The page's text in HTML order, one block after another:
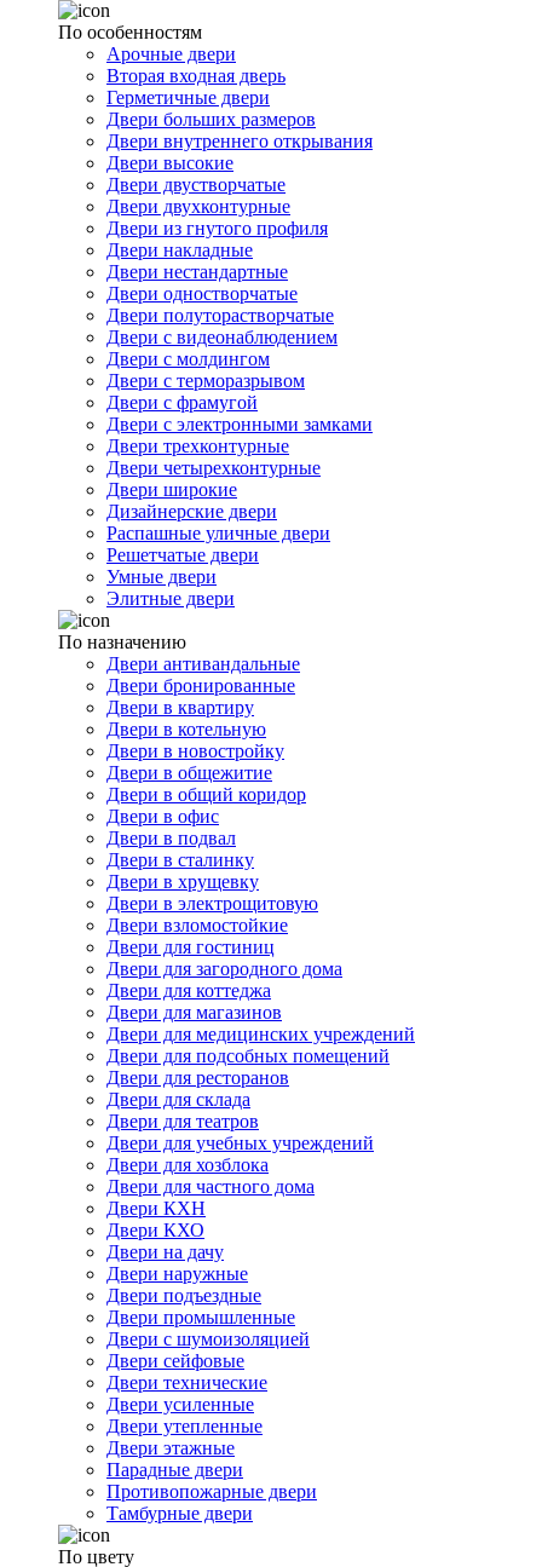
По особенностям
Арочные двери
Вторая входная дверь
Герметичные двери
Двери больших размеров
Двери внутреннего открывания
Двери высокие
Двери двустворчатые
Двери двухконтурные
Двери из гнутого профиля
Двери накладные
Двери нестандартные
Двери одностворчатые
Двери полуторастворчатые
Двери с видеонаблюдением
Двери с молдингом
Двери с терморазрывом
Двери с фрамугой
Двери с электронными замками
Двери трехконтурные
Двери четырехконтурные
Двери широкие
Дизайнерские двери
Распашные уличные двери
Решетчатые двери
Умные двери
Элитные двери
По назначению
Двери антивандальные
Двери бронированные
Двери в квартиру
Двери в котельную
Двери в новостройку
Двери в общежитие
Двери в общий коридор
Двери в офис
Двери в подвал
Двери в сталинку
Двери в хрущевку
Двери в электрощитовую
Двери взломостойкие
Двери для гостиниц
Двери для загородного дома
Двери для коттеджа
Двери для магазинов
Двери для медицинских учреждений
Двери для подсобных помещений
Двери для ресторанов
Двери для склада
Двери для театров
Двери для учебных учреждений
Двери для хозблока
Двери для частного дома
Двери КХН
Двери КХО
Двери на дачу
Двери наружные
Двери подъездные
Двери промышленные
Двери с шумоизоляцией
Двери сейфовые
Двери технические
Двери усиленные
Двери утепленные
Двери этажные
Парадные двери
Противопожарные двери
Тамбурные двери
По цвету